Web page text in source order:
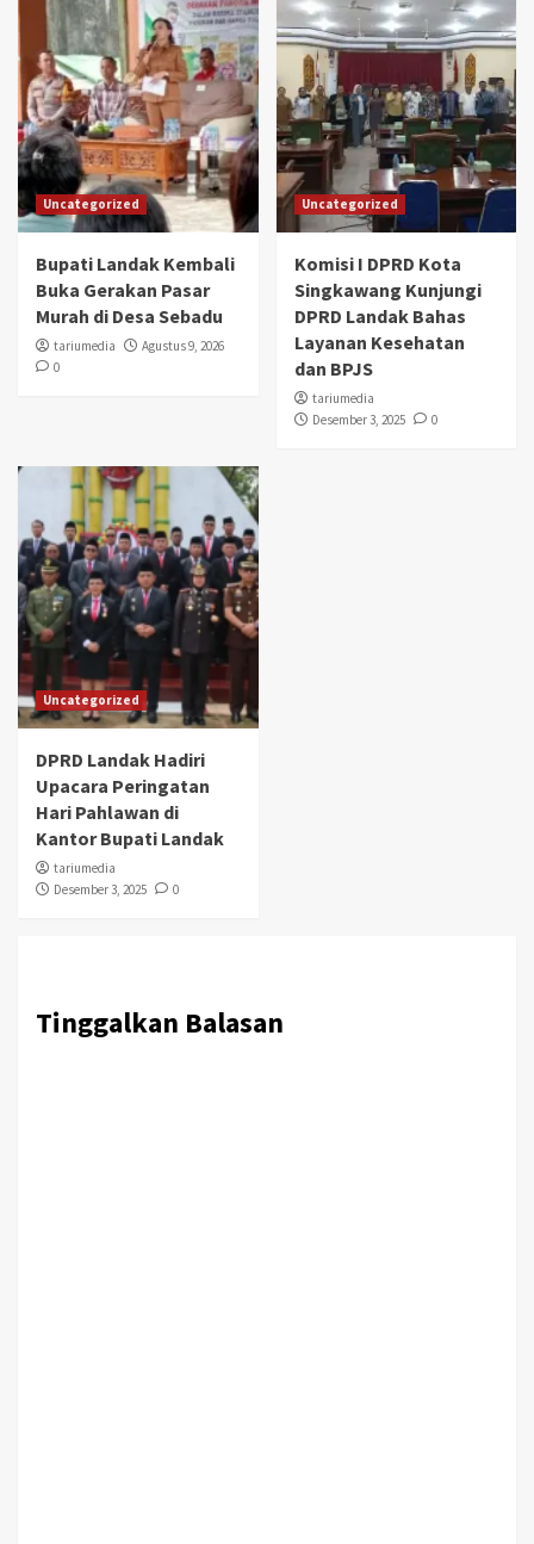
Uncategorized
Bupati Landak Kembali
Buka Gerakan Pasar
Murah di Desa Sebadu
tariumedia
Agustus 9, 2026
0
Uncategorized
Komisi I DPRD Kota
Singkawang Kunjungi
DPRD Landak Bahas
Layanan Kesehatan
dan BPJS
tariumedia
Desember 3, 2025
0
Uncategorized
DPRD Landak Hadiri
Upacara Peringatan
Hari Pahlawan di
Kantor Bupati Landak
tariumedia
Desember 3, 2025
0
Tinggalkan Balasan